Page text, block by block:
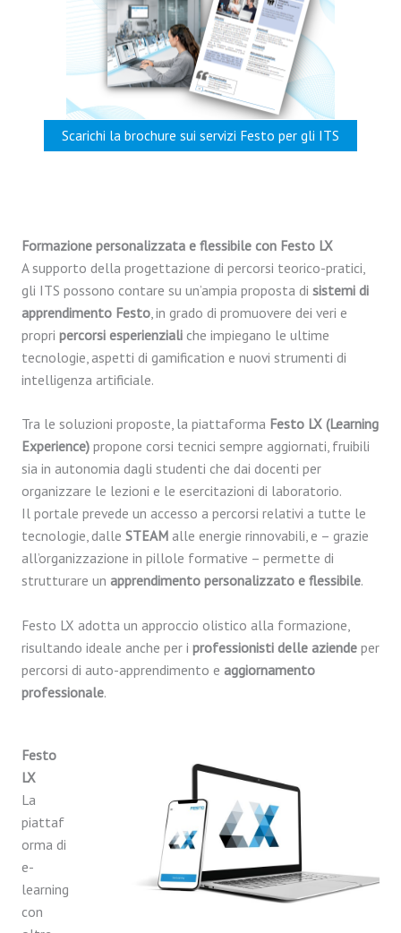
Scarichi la brochure sui servizi Festo per gli ITS
Formazione personalizzata e flessibile con Festo LX
A supporto della progettazione di percorsi teorico-pratici,
gli ITS possono contare su un’ampia proposta di sistemi di
apprendimento Festo, in grado di promuovere dei veri e
propri percorsi esperienzialiche impiegano le ultime
tecnologie, aspetti di gamification e nuovi strumenti di
intelligenza artificiale.
Tra le soluzioni proposte, la piattaforma Festo LX (Learning
Experience)propone corsi tecnici sempre aggiornati, fruibili
sia in autonomia dagli studenti che dai docenti per
organizzare le lezioni e le esercitazioni di laboratorio.
Il portale prevede un accesso a percorsi relativi a tutte le
tecnologie, dalle STEAMalle energie rinnovabili, e – grazie
all’organizzazione in pillole formative – permette di
strutturare un apprendimento personalizzato e flessibile.
Festo LX adotta un approccio olistico alla formazione,
risultando ideale anche per i professionisti delle aziendeper
percorsi di auto-apprendimento e aggiornamento
professionale.
Festo
LX
La
piattaf
orma di
e-
learning
con